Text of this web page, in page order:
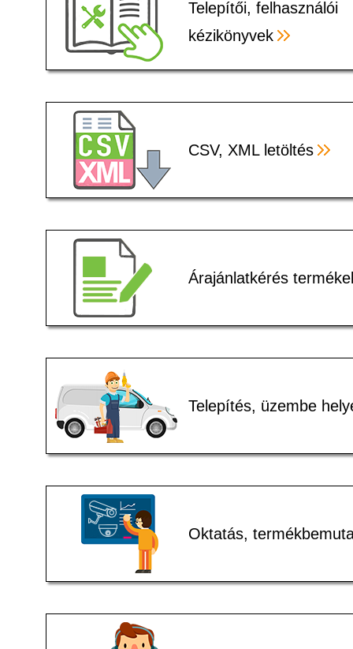
Telepítői, felhasználói
kézikönyvek
CSV, XML letöltés
Árajánlatkérés
Telepítés, üzembe
Oktatás,